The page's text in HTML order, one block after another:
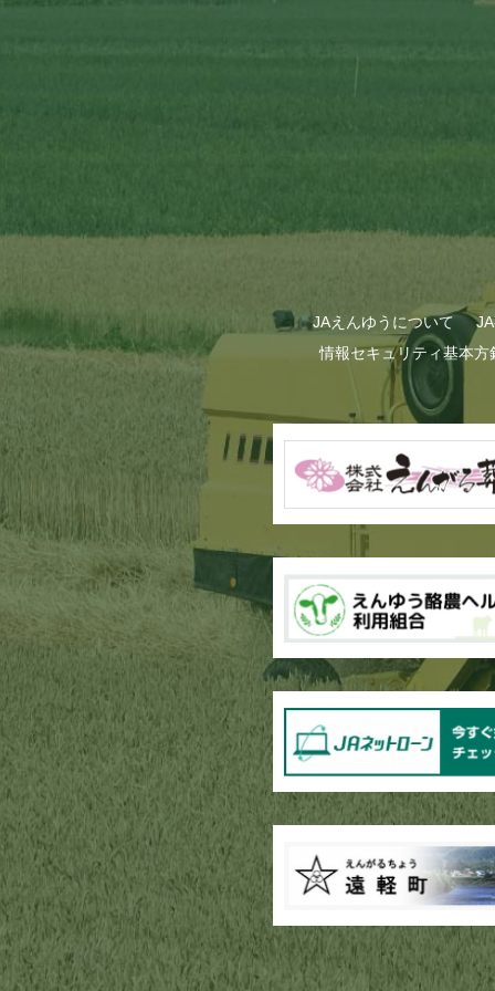
JAえんゆうについて
情報セキュリティ基本方